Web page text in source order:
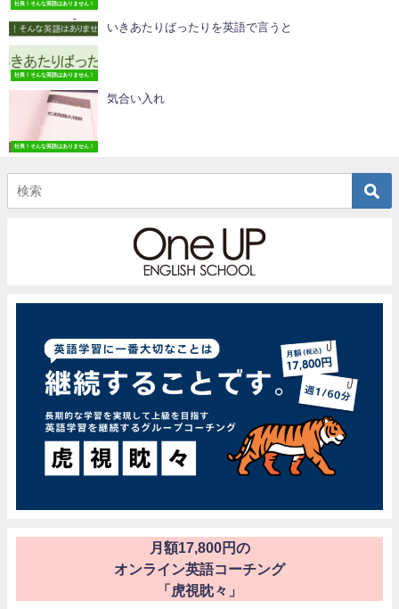
社長！そんな英語はありません！
社長！そんな英語はありません！
いきあたりばったりを英語で言うと
社長！そんな英語はありません！
気合い入れ
月額17,800円の
オンライン英語コーチング
「虎視眈々」